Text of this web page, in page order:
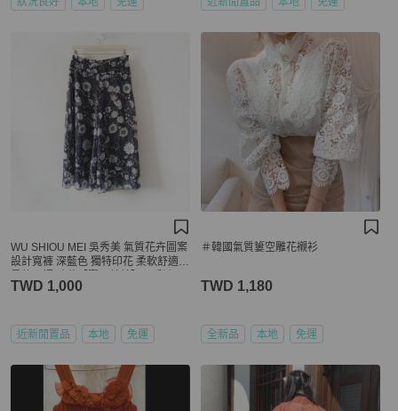
WU SHIOU MEI 吳秀美 氣質花卉圖案
設計寬褲 深藍色 獨特印花 柔軟舒適
TWD 1,000
近新閒置品 本地 免運
＃韓國氣質簍空雕花襯衫
TWD 1,180
全新品 本地 免運